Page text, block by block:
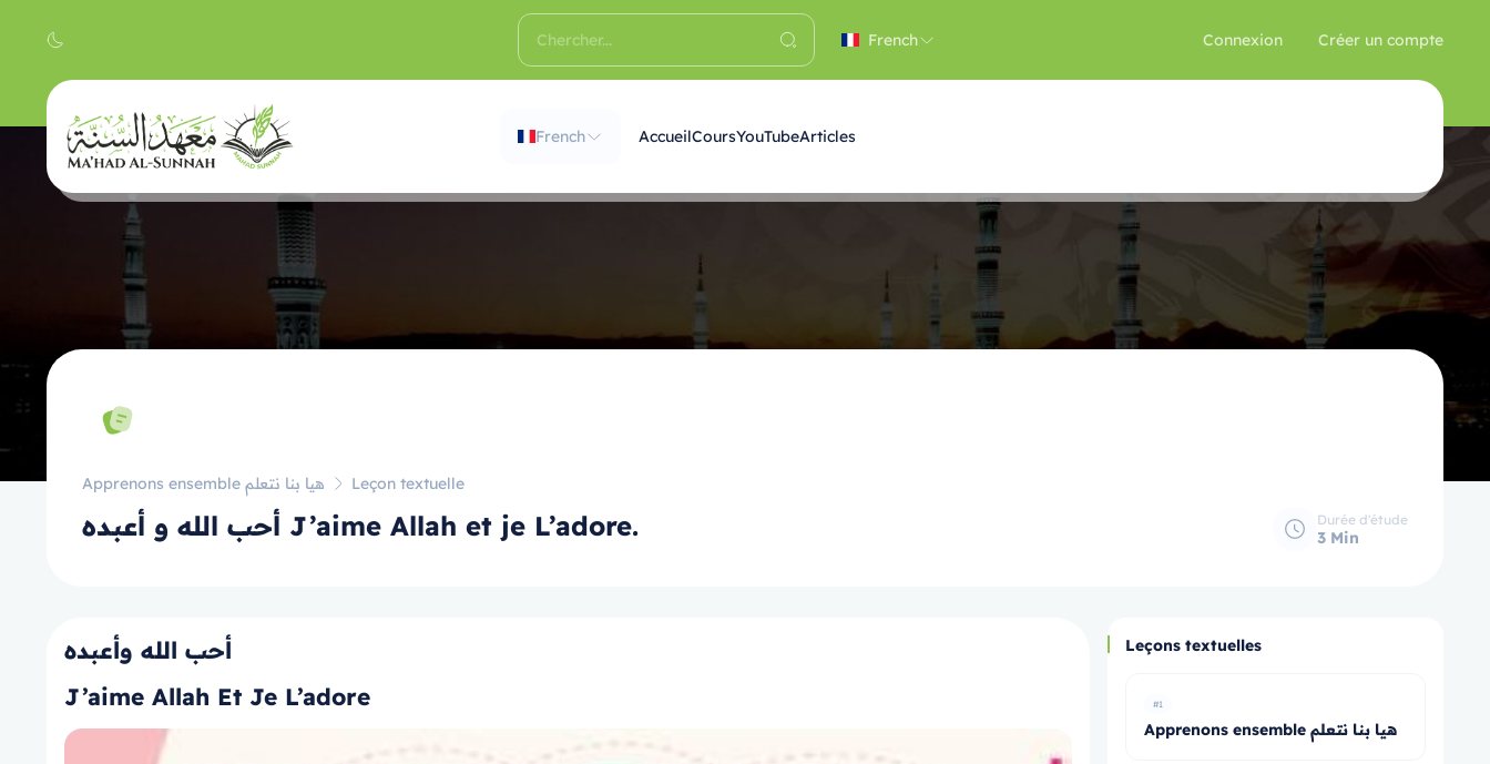
French Connexion Créer un compte
French AccueilCoursYouTubeArticles
Apprenons ensemble هيا بنا نتعلم Leçon textuelle
أحب الله و أعبده J’aime Allah et je L’adore. Durée d'étude
3 Min
أحب الله وأعبده
J’aime Allah Et Je L’adore
Leçons textuelles
#1
Apprenons ensemble هيا بنا نتعلم